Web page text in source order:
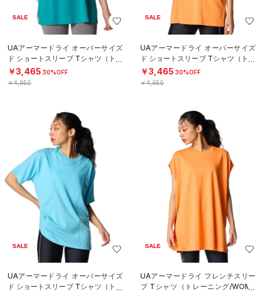
SALE
UAアーマードライ オーバーサイズ
ド ショートスリーブ Tシャツ（トレ
ーニング/WOMEN）
￥3,465 30%OFF
￥4,950
SALE
UAアーマードライ オーバーサイズ
ド ショートスリーブ Tシャツ（トレ
ーニング/WOMEN）
￥3,465 30%OFF
￥4,950
SALE
UAアーマードライ オーバーサイズ
ド ショートスリーブ Tシャツ（トレ
SALE
UAアーマードライ フレンチスリー
ブ Tシャツ（トレーニング/WOME